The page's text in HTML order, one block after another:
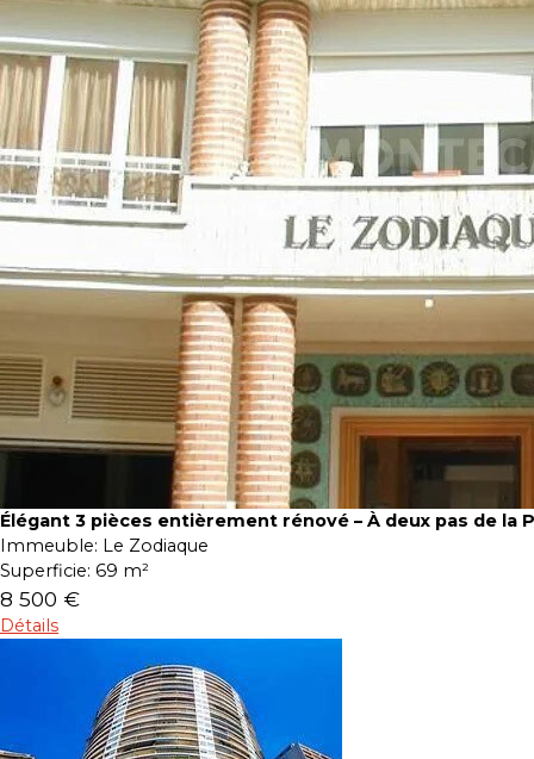
Élégant 3 pièces entièrement rénové – À deux pas de la
Immeuble: Le Zodiaque
Superficie: 69 m²
8 500 €
Détails